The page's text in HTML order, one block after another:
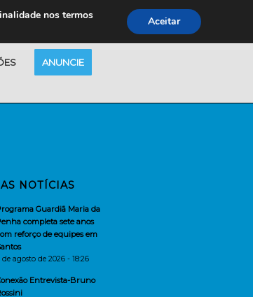
ANUNCIE
NOTÍCIAS
Guardiã Maria da
completa sete anos
reforço de equipes em
de agosto de 2026 - 18:26
Entrevista-Bruno
nos termos
Aceitar